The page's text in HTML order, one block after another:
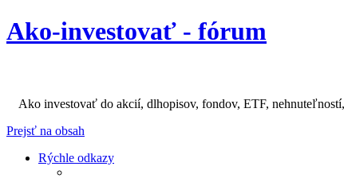
Ako-investovať - fórum
Ako investovať do akcií, dlhopisov, fondov, ETF,
Prejsť na obsah
Rýchle odkazy